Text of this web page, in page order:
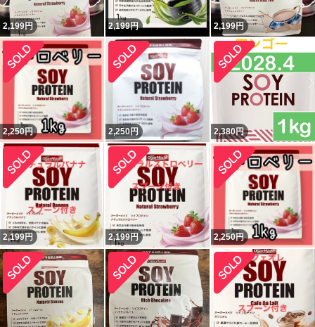
2,199円 2,199円 2,199円
2,250円 2,250 円 2,380円
2,199円 2,199円 2,250円